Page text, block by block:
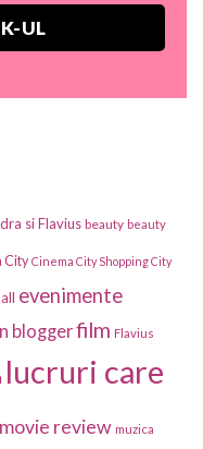
si Flavius beauty beauty
City Cinema City Shopping City
evenimente
bloggerfilm Flavius
lucruri care
movie review muzica